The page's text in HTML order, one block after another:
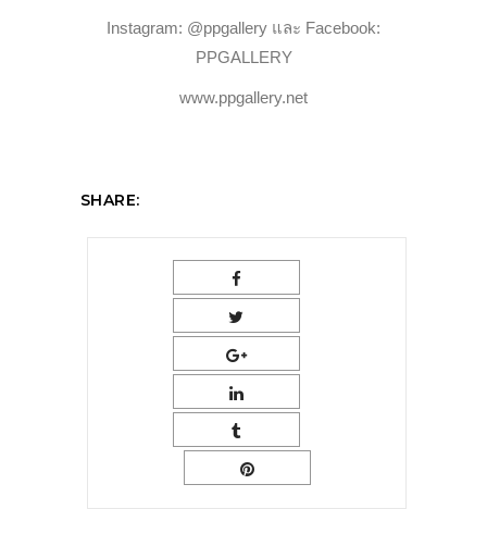
Instagram: @ppgallery และ Facebook:
PPGALLERY
www.ppgallery.net
SHARE: